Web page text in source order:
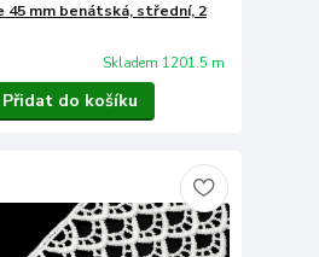
45 mm benátská, střední, 2
Skladem 1201.5 m
Přidat do košíku